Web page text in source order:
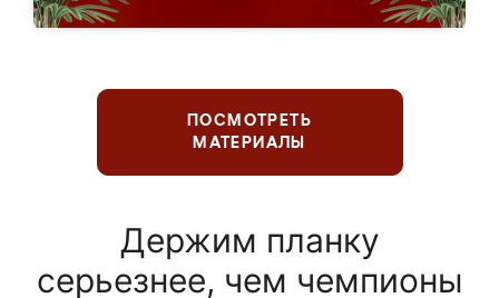
ПОСМОТРЕТЬ
МАТЕРИАЛЫ
Держим планку
серьезнее, чем чемпионы